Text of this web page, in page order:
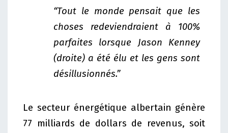
“Tout le monde pensait que les
choses redeviendraient à 100%
parfaites lorsque Jason Kenney
(droite) a été élu et les gens sont
désillusionnés.”
Le secteur énergétique albertain génère
77 milliards de dollars de revenus, soit